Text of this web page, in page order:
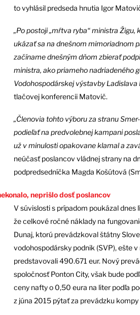
to vyhlásil predseda hnutia Igor
„Po postoji „mŕtva ryba“ ministra
ukázať sa na dnešnom mimoriadnom
začíname dnešným dňom zbierať
ministra, ako priameho nadriadeného
Vodohospodárskej výstavby Ladislava
tlačovej konferencii Matovič.
„Členovia tohto výboru za stranu
podieľať na predvolebnej kampani
už v minulosti opakovane klamal a
neúčasť poslancov vládnej strany na
podpredsedníčka Magda Košútová
neprišlo dosť poslancov
V súvislosti s prípadom poukázal dnes
že celkové ročné náklady na
Dunaj, ktorú prevádzkoval štátny
vodohospodársky podnik (SVP), ešte
predstavovali 490.671 eur. Nový
spoločnosť Ponton City, však bude
ceny nafty o 0,50 eura na liter podľa
z júna 2015 pýtať za prevádzku